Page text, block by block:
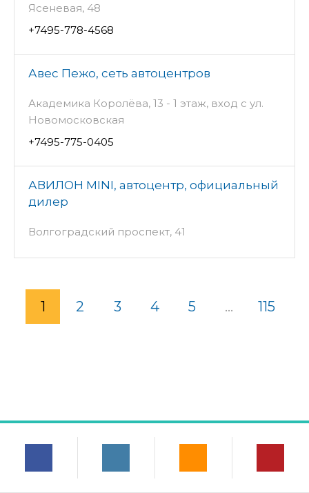
Ясеневая, 48
+7495-778-4568
Авес Пежо, сеть автоцентров
Академика Королёва, 13 - 1 этаж, вход с ул.
Новомосковская
+7495-775-0405
АВИЛОН MINI, автоцентр, официальный
дилер
Волгоградский проспект, 41
1 2 3 4 5 ... 115